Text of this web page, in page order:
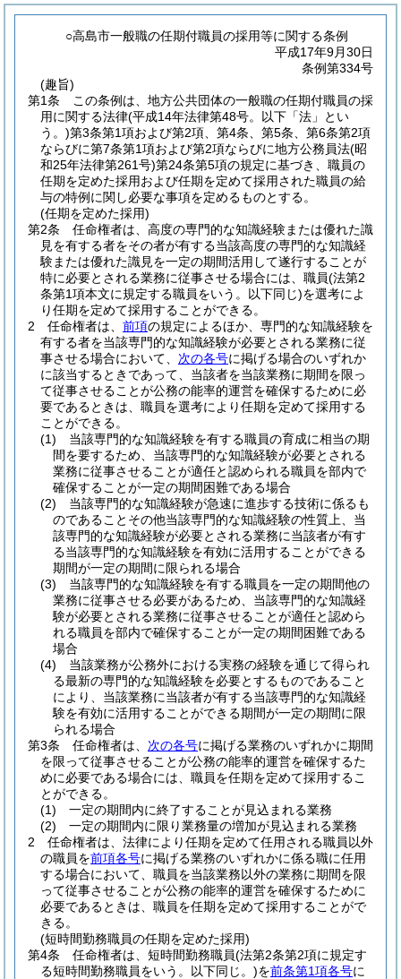
○高島市一般職の任期付職員の採用等に関する条例
平成17年9月30日
条例第334号
(趣旨)
第1条
この条例は、地方公共団体の一般職の任期付職員の採
用に関する法律(平成14年法律第48号。以下「法」とい
う。)第3条第1項および第2項、第4条、第5条、第6条第2項
ならびに第7条第1項および第2項ならびに地方公務員法(昭
和25年法律第261号)第24条第5項の規定に基づき、職員の
任期を定めた採用および任期を定めて採用された職員の給
与の特例に関し必要な事項を定めるものとする。
(任期を定めた採用)
第2条
任命権者は、高度の専門的な知識経験または優れた識
見を有する者をその者が有する当該高度の専門的な知識経
験または優れた識見を一定の期間活用して遂行することが
特に必要とされる業務に従事させる場合には、職員(法第2
条第1項本文に規定する職員をいう。以下同じ)を選考によ
り任期を定めて採用することができる。
2
任命権者は、 前項の規定によるほか、専門的な知識経験を
有する者を当該専門的な知識経験が必要とされる業務に従
事させる場合において、 次の各号に掲げる場合のいずれか
に該当するときであって、当該者を当該業務に期間を限っ
て従事させることが公務の能率的運営を確保するために必
要であるときは、職員を選考により任期を定めて採用する
ことができる。
(1)
当該専門的な知識経験を有する職員の育成に相当の期
間を要するため、当該専門的な知識経験が必要とされる
業務に従事させることが適任と認められる職員を部内で
確保することが一定の期間困難である場合
(2)
当該専門的な知識経験が急速に進歩する技術に係るも
のであることその他当該専門的な知識経験の性質上、当
該専門的な知識経験が必要とされる業務に当該者が有す
る当該専門的な知識経験を有効に活用することができる
期間が一定の期間に限られる場合
(3)
当該専門的な知識経験を有する職員を一定の期間他の
業務に従事させる必要があるため、当該専門的な知識経
験が必要とされる業務に従事させることが適任と認めら
れる職員を部内で確保することが一定の期間困難である
場合
(4)
当該業務が公務外における実務の経験を通じて得られ
る最新の専門的な知識経験を必要とするものであること
により、当該業務に当該者が有する当該専門的な知識経
験を有効に活用することができる期間が一定の期間に限
られる場合
第3条
任命権者は、 次の各号に掲げる業務のいずれかに期間
を限って従事させることが公務の能率的運営を確保するた
めに必要である場合には、職員を任期を定めて採用するこ
とができる。
(1)
一定の期間内に終了することが見込まれる業務
(2)
一定の期間内に限り業務量の増加が見込まれる業務
2
任命権者は、法律により任期を定めて任用される職員以外
の職員を前項各号に掲げる業務のいずれかに係る職に任用
する場合において、職員を当該業務以外の業務に期間を限
って従事させることが公務の能率的運営を確保するために
必要であるときは、職員を任期を定めて採用することがで
きる。
(短時間勤務職員の任期を定めた採用)
第4条
任命権者は、短時間勤務職員(法第2条第2項に規定す
る短時間勤務職員をいう。以下同じ。)を前条第1項各号に